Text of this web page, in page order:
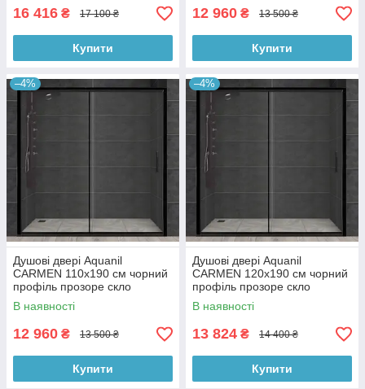
16 416 ₴ 17 100 ₴
Купити
12 960 ₴ 13 500 ₴
Купити
–4%
Душові двері Aquanil
CARMEN 110х190 см чорний
профіль прозоре скло
В наявності
12 960 ₴ 13 500 ₴
Купити
–4%
Душові двері Aquanil
CARMEN 120х190 см чорний
профіль прозоре скло
В наявності
13 824 ₴ 14 400 ₴
Купити